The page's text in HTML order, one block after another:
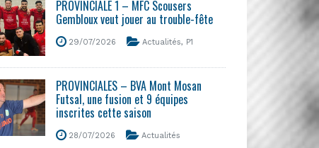
PROVINCIALE 1 – MFC Scousers
Gembloux veut jouer au trouble-fête
29/07/2026 Actualités, P1
PROVINCIALES – BVA Mont Mosan
Futsal, une fusion et 9 équipes
inscrites cette saison
28/07/2026 Actualités